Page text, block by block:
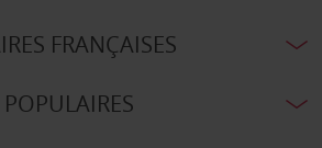
FRANÇAISES